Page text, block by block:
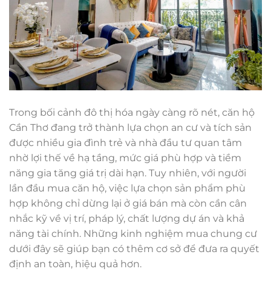
Trong bối cảnh đô thị hóa ngày càng rõ nét, căn hộ
Cần Thơ đang trở thành lựa chọn an cư và tích sản
được nhiều gia đình trẻ và nhà đầu tư quan tâm
nhờ lợi thế về hạ tầng, mức giá phù hợp và tiềm
năng gia tăng giá trị dài hạn. Tuy nhiên, với người
lần đầu mua căn hộ, việc lựa chọn sản phẩm phù
hợp không chỉ dừng lại ở giá bán mà còn cần cân
nhắc kỹ về vị trí, pháp lý, chất lượng dự án và khả
năng tài chính. Những kinh nghiệm mua chung cư
dưới đây sẽ giúp bạn có thêm cơ sở để đưa ra quyết
định an toàn, hiệu quả hơn.